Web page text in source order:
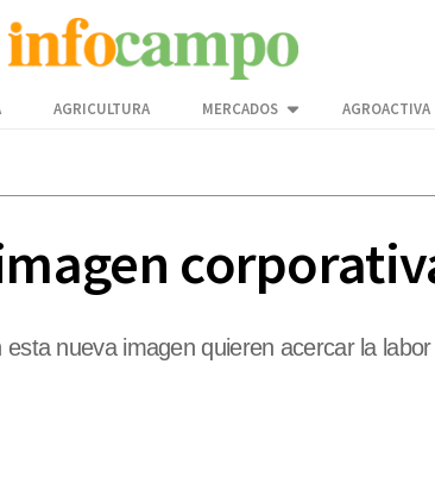
AGRICULTURA MERCADOS AGROACTIVA
nueva imagen quieren acercar la